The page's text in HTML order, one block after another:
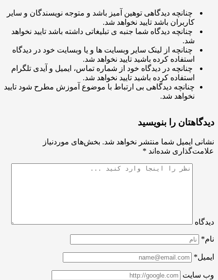
چنانچه دیدگاهی توهین آمیز باشد و متوجه نویسندگان و سایر
کاربران باشد تایید نخواهد شد.
چنانچه دیدگاه شما جنبه ی تبلیغاتی داشته باشد تایید نخواهد
چنانچه از لینک سایر وبسایت ها و یا وبسایت خود در دیدگاه
استفاده کرده باشید تایید نخواهد شد.
چنانچه در دیدگاه خود از شماره تماس، ایمیل و آیدی تلگرام
استفاده کرده باشید تایید نخواهد شد.
چنانچه دیدگاهی بی ارتباط با موضوع آموزش مطرح شود تایید
نخواهد شد.
را بنویسید
ایمیل شما منتشر نخواهد شد. بخش‌های موردنیاز
شده‌اند*